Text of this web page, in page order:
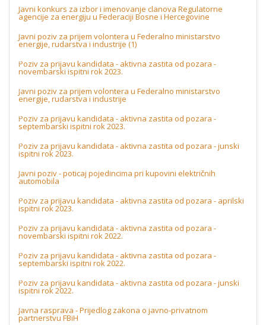
Javni konkurs za izbor i imenovanje clanova Regulatorne
agencije za energiju u Federaciji Bosne i Hercegovine
Javni poziv za prijem volontera u Federalno ministarstvo
energije, rudarstva i industrije (1)
Poziv za prijavu kandidata - aktivna zastita od pozara -
novembarski ispitni rok 2023.
Javni poziv za prijem volontera u Federalno ministarstvo
energije, rudarstva i industrije
Poziv za prijavu kandidata - aktivna zastita od pozara -
septembarski ispitni rok 2023.
Poziv za prijavu kandidata - aktivna zastita od pozara - junski
ispitni rok 2023.
Javni poziv - poticaj pojedincima pri kupovini električnih
automobila
Poziv za prijavu kandidata - aktivna zastita od pozara - aprilski
ispitni rok 2023.
Poziv za prijavu kandidata - aktivna zastita od pozara -
novembarski ispitni rok 2022.
Poziv za prijavu kandidata - aktivna zastita od pozara -
septembarski ispitni rok 2022.
Poziv za prijavu kandidata - aktivna zastita od pozara - junski
ispitni rok 2022.
Javna rasprava - Prijedlog zakona o javno-privatnom
partnerstvu FBiH